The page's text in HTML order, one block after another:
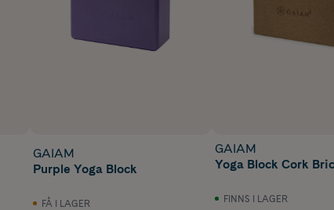
GAIAM
Purple Yoga Block
FÅ I LAGER
GAIAM
Yoga Block Cork
FINNS I LAGER